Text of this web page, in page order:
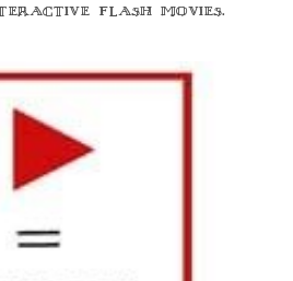
flash movies.